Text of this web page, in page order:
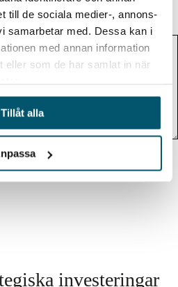
till de sociala medier-, annons-
samarbetar med. Dessa kan i
med annan information
eller som de har samlat in när
Tillåt alla
investeringar